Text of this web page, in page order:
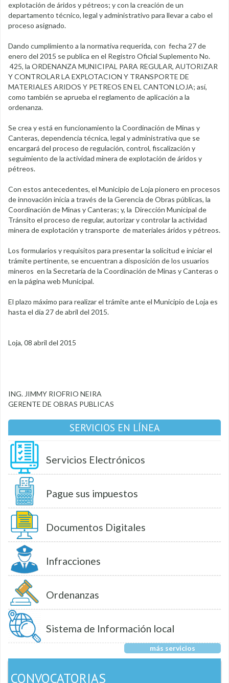
explotación de áridos y pétreos; y con la creación de un
departamento técnico, legal y administrativo para llevar a cabo el
proceso asignado.
Dando cumplimiento a la normativa requerida, con fecha 27 de
enero del 2015 se publica en el Registro Oficial Suplemento No.
425, la ORDENANZA MUNICIPAL PARA REGULAR, AUTORIZAR
Y CONTROLAR LA EXPLOTACION Y TRANSPORTE DE
MATERIALES ARIDOS Y PETREOS EN EL CANTON LOJA; así,
como también se aprueba el reglamento de aplicación a la
ordenanza.
Se crea y está en funcionamiento la Coordinación de Minas y
Canteras, dependencia técnica, legal y administrativa que se
encargará del proceso de regulación, control, fiscalización y
seguimiento de la actividad minera de explotación de áridos y
pétreos.
Con estos antecedentes, el Municipio de Loja pionero en procesos
de innovación inicia a través de la Gerencia de Obras públicas, la
Coordinación de Minas y Canteras; y, la Dirección Municipal de
Tránsito el proceso de regular, autorizar y controlar la actividad
minera de explotación y transporte de materiales áridos y pétreos.
Los formularios y requisitos para presentar la solicitud e iniciar el
trámite pertinente, se encuentran a disposición de los usuarios
mineros en la Secretaría de la Coordinación de Minas y Canteras o
en la página web Municipal.
El plazo máximo para realizar el trámite ante el Municipio de Loja es
hasta el día 27 de abril del 2015.
Loja, 08 abril del 2015
ING. JIMMY RIOFRIO NEIRA
GERENTE DE OBRAS PUBLICAS
SERVICIOS EN LÍNEA
Servicios Electrónicos
Pague sus impuestos
Documentos Digitales
Infracciones
Ordenanzas
Sistema de Información local
más servicios
CONVOCATORIAS